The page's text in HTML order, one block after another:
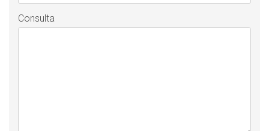
Consulta